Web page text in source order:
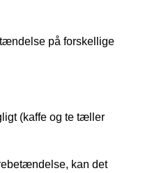
på forskellige
(kaffe og te tæller
kan det